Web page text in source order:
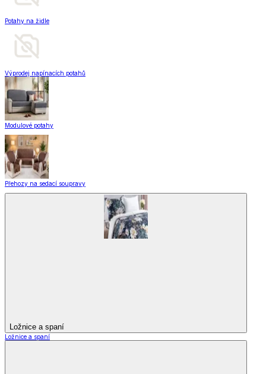
Potahy na židle
Výprodej napínacích potahů
Modulové potahy
Přehozy na sedací soupravy
Ložnice a spaní
Ložnice a spaní